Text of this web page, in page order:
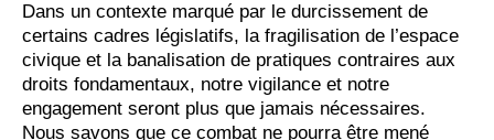
Dans un contexte marqué par le durcissement de
certains cadres législatifs, la fragilisation de l’espace
civique et la banalisation de pratiques contraires aux
droits fondamentaux, notre vigilance et notre
engagement seront plus que jamais nécessaires.
Nous savons que ce combat ne pourra être mené